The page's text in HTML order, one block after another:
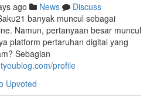
ago News
Discuss
banyak muncul sebagai
Namun, pertanyaan besar muncul
platform pertaruhan digital yang
Sebagian
profile
Upvoted